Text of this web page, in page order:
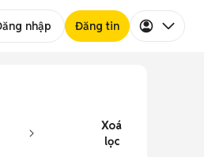
nhập Đăng tin
Xoá
lọc